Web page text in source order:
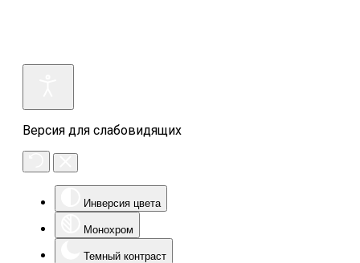
Версия для слабовидящих
Инверсия цвета
Монохром
Темный контраст